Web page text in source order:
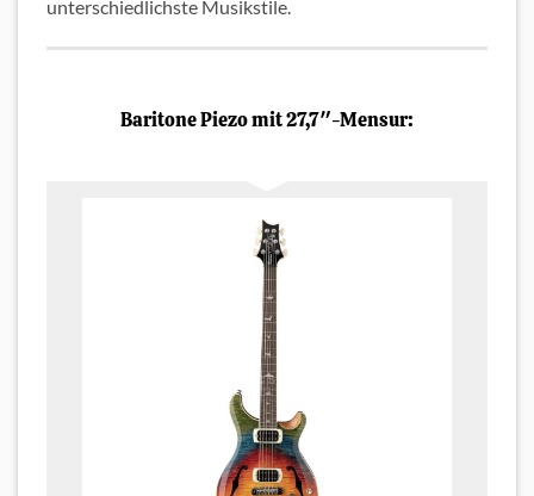
unterschiedlichste Musikstile.
Baritone Piezo mit 27,7″-Mensur: